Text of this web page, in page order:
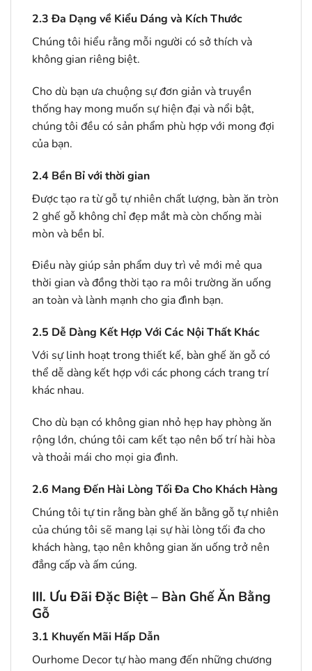
2.3Đa Dạng về Kiểu Dáng và Kích Thước
Chúng tôi hiểu rằng mỗi người có sở thích và
không gian riêng biệt.
Cho dù bạn ưa chuộng sự đơn giản và truyền
thống hay mong muốn sự hiện đại và nổi bật,
chúng tôi đều có sản phẩm phù hợp với mong đợi
của bạn.
2.4 Bền Bỉ với thời gian
Được tạo ra từ gỗ tự nhiên chất lượng, bàn ăn tròn
2 ghế gỗ không chỉ đẹp mắt mà còn chống mài
mòn và bền bỉ.
Điều này giúp sản phẩm duy trì vẻ mới mẻ qua
thời gian và đồng thời tạo ra môi trường ăn uống
an toàn và lành mạnh cho gia đình bạn.
2.5 Dễ Dàng Kết Hợp Với Các Nội Thất Khác
Với sự linh hoạt trong thiết kế, bàn ghế ăn gỗ có
thể dễ dàng kết hợp với các phong cách trang trí
khác nhau.
Cho dù bạn có không gian nhỏ hẹp hay phòng ăn
rộng lớn, chúng tôi cam kết tạo nên bố trí hài hòa
và thoải mái cho mọi gia đình.
2.6 Mang Đến Hài Lòng Tối Đa Cho Khách Hàng
Chúng tôi tự tin rằng bàn ghế ăn bằng gỗ tự nhiên
của chúng tôi sẽ mang lại sự hài lòng tối đa cho
khách hàng, tạo nên không gian ăn uống trở nên
đẳng cấp và ấm cúng.
III. Ưu Đãi Đặc Biệt – Bàn Ghế Ăn Bằng
Gỗ
3.1 Khuyến Mãi Hấp Dẫn
Ourhome Decor tự hào mang đến những chương